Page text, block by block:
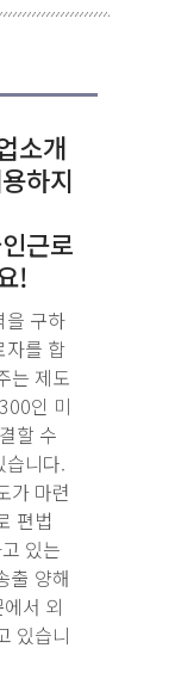
소개
하지
근로
!
을 구하
자를 합
는 제도
인 미
할 수
습니다.
가 마련
편법
있는
출 양해
서 외
있습니